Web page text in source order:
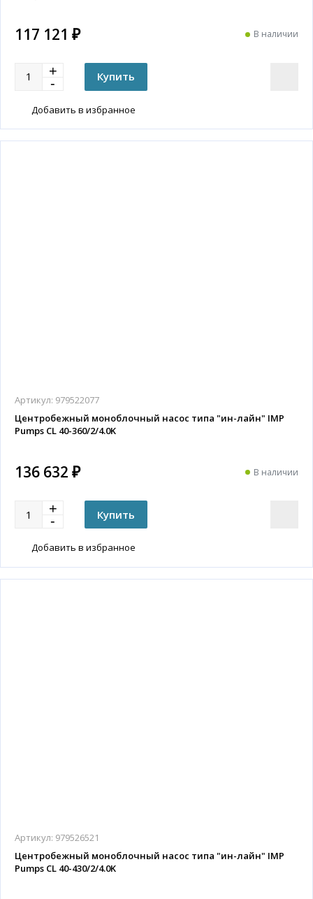
117 121 ₽ В наличии
Добавить в избранное
Артикул: 979522077
Центробежный моноблочный насос типа "ин-лайн" IMP
Pumps CL 40-360/2/4.0K
136 632 ₽ В наличии
Добавить в избранное
Артикул: 979526521
Центробежный моноблочный насос типа "ин-лайн" IMP
Pumps CL 40-430/2/4.0K